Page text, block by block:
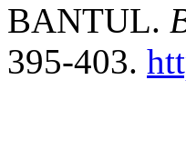
BANTUL.
395-403.